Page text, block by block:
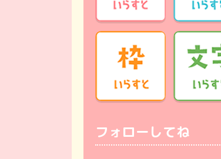
フォローしてね